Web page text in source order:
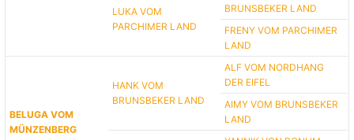
LUKA VOM
PARCHIMER LAND
BRUNSBEKER LAND
FRENY VOM PARCHIMER
LAND
BELUGA VOM
MÜNZENBERG
HANK VOM
BRUNSBEKER LAND
ALF VOM NORDHANG
DER EIFEL
AIMY VOM BRUNSBEKER
LAND